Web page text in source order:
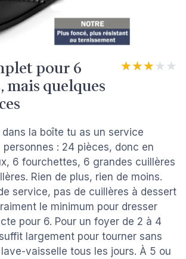
pour 6
mais quelques
★★★★★
★★★★★
la boîte tu as un service
: 24 pièces, donc en
6 fourchettes, 6 grandes cuillères
Rien de plus, rien de moins.
service, pas de cuillères à dessert
le minimum pour dresser
pour 6. Pour un foyer de 2 à 4
largement pour tourner sans
vaisselle tous les jours. À 5 ou